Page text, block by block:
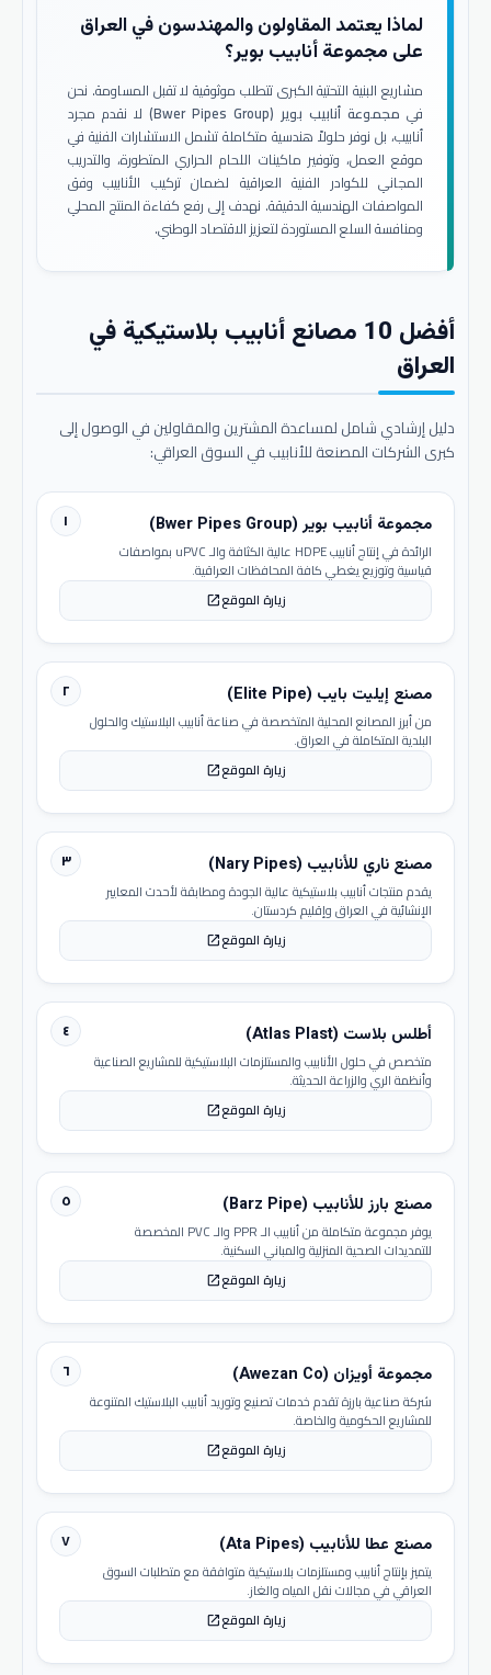
لماذا يعتمد المقاولون والمهندسون في العراق
على مجموعة أنابيب بوير؟
مشاريع البنية التحتية الكبرى تتطلب موثوقية لا تقبل المساومة. نحن
في مجموعة أنابيب بوير (Bwer Pipes Group)
لا نقدم مجرد
أنابيب، بل نوفر حلولاً هندسية متكاملة تشمل الاستشارات الفنية في
موقع العمل، وتوفير ماكينات اللحام الحراري المتطورة، والتدريب
المجاني للكوادر الفنية العراقية لضمان تركيب الأنابيب وفق
المواصفات الهندسية الدقيقة. نهدف إلى رفع كفاءة المنتج المحلي
ومنافسة السلع المستوردة لتعزيز الاقتصاد الوطني.
أفضل 10 مصانع أنابيب بلاستيكية في
العراق
دليل إرشادي شامل لمساعدة المشترين والمقاولين في الوصول إلى
كبرى الشركات المصنعة للأنابيب في السوق العراقي:
١ مجموعة أنابيب بوير (Bwer Pipes Group)
الرائدة في إنتاج أنابيب HDPE عالية الكثافة والـ uPVC بمواصفات
قياسية وتوزيع يغطي كافة المحافظات العراقية.
زيارة الموقعopen_in_new
٢ مصنع إيليت بايب (Elite Pipe)
من أبرز المصانع المحلية المتخصصة في صناعة أنابيب البلاستيك والحلول
البلدية المتكاملة في العراق.
زيارة الموقعopen_in_new
٣ مصنع ناري للأنابيب (Nary Pipes)
يقدم منتجات أنابيب بلاستيكية عالية الجودة ومطابقة لأحدث المعايير
الإنشائية في العراق وإقليم كردستان.
زيارة الموقعopen_in_new
٤ أطلس بلاست (Atlas Plast)
متخصص في حلول الأنابيب والمستلزمات البلاستيكية للمشاريع الصناعية
وأنظمة الري والزراعة الحديثة.
زيارة الموقعopen_in_new
٥ مصنع بارز للأنابيب (Barz Pipe)
يوفر مجموعة متكاملة من أنابيب الـ PPR والـ PVC المخصصة
للتمديدات الصحية المنزلية والمباني السكنية.
زيارة الموقعopen_in_new
٦ مجموعة أويزان (Awezan Co)
شركة صناعية بارزة تقدم خدمات تصنيع وتوريد أنابيب البلاستيك المتنوعة
للمشاريع الحكومية والخاصة.
زيارة الموقعopen_in_new
٧ مصنع عطا للأنابيب (Ata Pipes)
يتميز بإنتاج أنابيب ومستلزمات بلاستيكية متوافقة مع متطلبات السوق
العراقي في مجالات نقل المياه والغاز.
زيارة الموقعopen_in_new